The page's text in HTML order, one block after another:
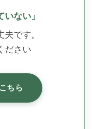
いない」
です。
ださい
ちら